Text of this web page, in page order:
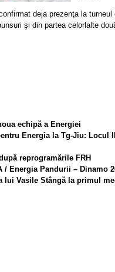
deja prezenţa la
şi din partea celorlalte
echipă a Energiei
Energia la Tg-Jiu:
reprogramările FRH
/ Energia Pandurii – Dinamo
lui Vasile Stângă la primul